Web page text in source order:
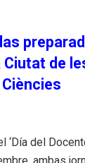
Ciutat de
Ciències
‘Día del